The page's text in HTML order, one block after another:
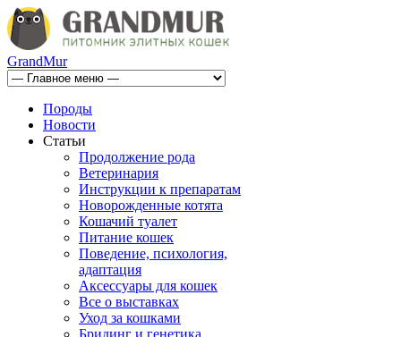
GrandMur
Породы
Новости
Статьи
Продолжение рода
Ветеринария
Инструкции к препаратам
Новорожденные котята
Кошачий туалет
Питание кошек
Поведение, психология,
адаптация
Аксессуары для кошек
Все о выставках
Уход за кошками
Бридинг и генетика